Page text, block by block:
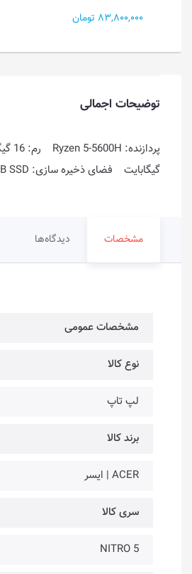
315,900,000 تومان
توضیحات اجمالی
گیگابایت فضای ذخیره سازی: 512GB SSD
مشخصات دیدگاه‌ها
مشخصات عمومی
نوع کالا
لپ تاپ
برند کالا
ACER | ایسر
سری کالا
NITRO 5